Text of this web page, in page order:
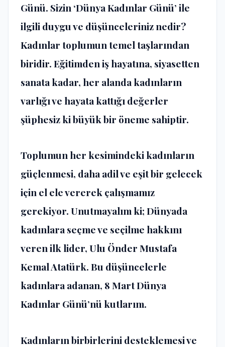
Günü. Sizin ‘Dünya Kadınlar Günü’ ile
ilgili duygu ve düşünceleriniz nedir?
Kadınlar toplumun temel taşlarından
biridir. Eğitimden iş hayatına, siyasetten
sanata kadar, her alanda kadınların
varlığı ve hayata kattığı değerler
şüphesiz ki büyük bir öneme sahiptir.
Toplumun her kesimindeki kadınların
güçlenmesi, daha adil ve eşit bir gelecek
için el ele vererek çalışmamız
gerekiyor. Unutmayalım ki; Dünyada
kadınlara seçme ve seçilme hakkını
veren ilk lider, Ulu Önder Mustafa
Kemal Atatürk. Bu düşüncelerle
kadınlara adanan, 8 Mart Dünya
Kadınlar Günü’nü kutlarım.
Kadınların birbirlerini desteklemesi ve